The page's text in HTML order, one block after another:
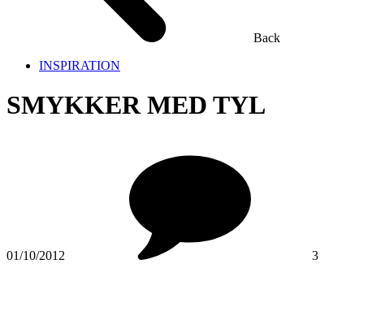
Back
INSPIRATION
SMYKKER MED TYL
01/10/2012 3